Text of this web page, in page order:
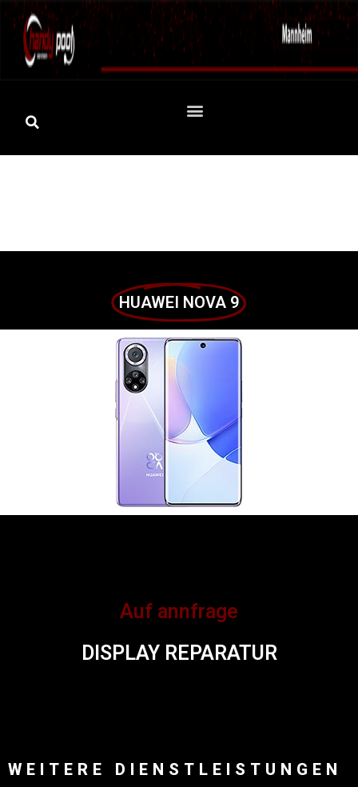
HUAWEI NOVA 9
Auf annfrage
DISPLAY REPARATUR
WEITERE DIENSTLEISTUNGEN